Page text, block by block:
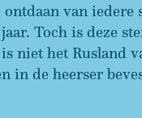
van
Toch is deze
niet het Rusland
de heerser